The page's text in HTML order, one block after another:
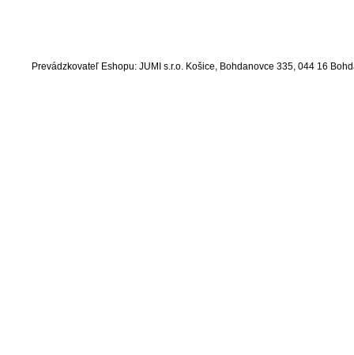
Prevádzkovateľ Eshopu: JUMI s.r.o. Košice, Bohdanovce 335, 044 16